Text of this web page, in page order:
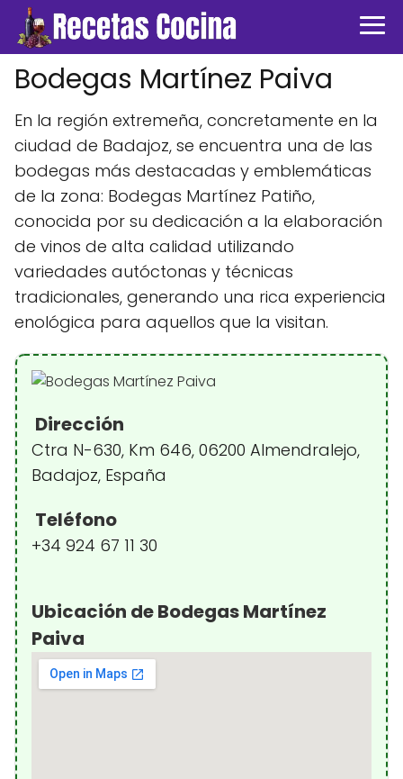
Bodegas Martínez Paiva
En la región extremeña, concretamente en la
ciudad de Badajoz, se encuentra una de las
bodegas más destacadas y emblemáticas
de la zona: Bodegas Martínez Patiño,
conocida por su dedicación a la elaboración
de vinos de alta calidad utilizando
variedades autóctonas y técnicas
tradicionales, generando una rica experiencia
enológica para aquellos que la visitan.
Dirección
Ctra N-630, Km 646, 06200 Almendralejo,
Badajoz, España
Teléfono
+34 924 67 11 30
Ubicación de Bodegas Martínez
Paiva